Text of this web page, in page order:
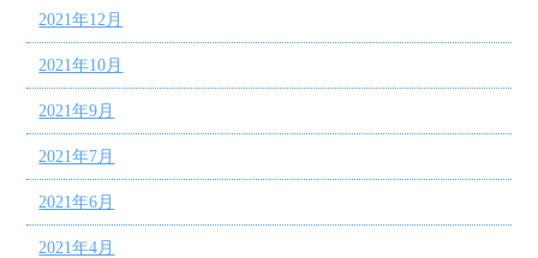
2021年12月
2021年10月
2021年9月
2021年7月
2021年6月
2021年4月